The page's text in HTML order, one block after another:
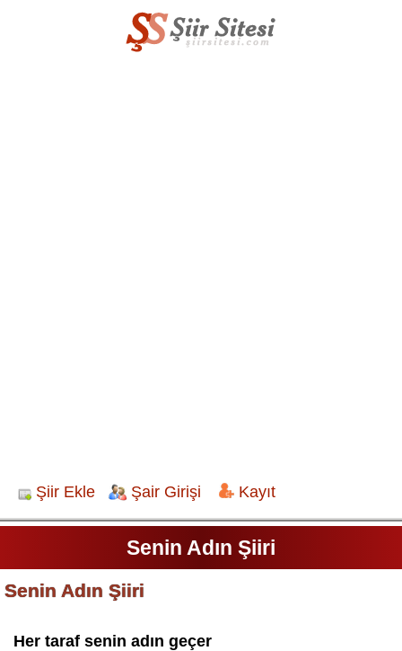
Şiir Ekle Şair Girişi Kayıt
Senin Adın Şiiri
Senin Adın Şiiri
Her taraf senin adın geçer